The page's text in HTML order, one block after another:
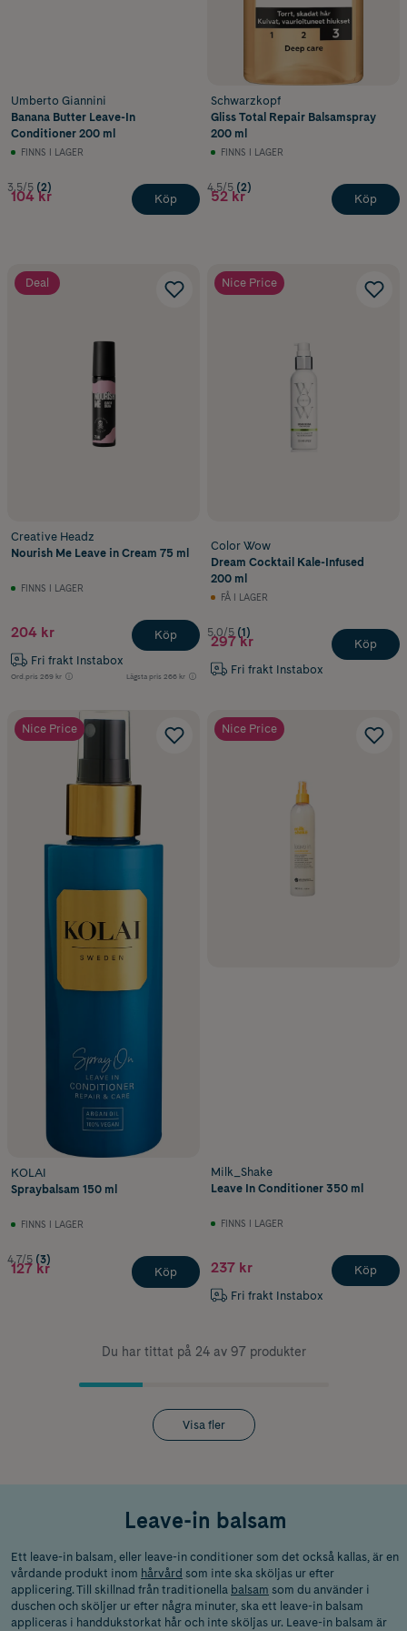
Umberto Giannini
Banana Butter Leave-In
Conditioner 200 ml
FINNS I LAGER
3.5/5 (2)
104 kr Köp
Schwarzkopf
Gliss Total Repair Balsamspray
200 ml
FINNS I LAGER
4.5/5 (2)
52 kr Köp
Deal
Creative Headz
Nourish Me Leave in Cream 75 ml
FINNS I LAGER
204 kr
Fri frakt Instabox
Ord.pris 269 kr Lägsta pris 266 kr
Köp
Nice Price
Color Wow
Dream Cocktail Kale-Infused
200 ml
FÅ I LAGER
5.0/5 (1)
297 kr
Fri frakt Instabox
Köp
Nice Price
KOLAI
Spraybalsam 150 ml
FINNS I LAGER
4.7/5 (3)
127 kr Köp
Nice Price
Milk_Shake
Leave In Conditioner 350 ml
FINNS I LAGER
237 kr
Fri frakt Instabox
Köp
Du har tittat på 24 av 97 produkter
Visa fler
Leave-in balsam
Ett leave-in balsam, eller leave-in conditioner som det också kallas, är en
vårdande produkt inom hårvård som inte ska sköljas ur efter
applicering. Till skillnad från traditionella balsam som du använder i
duschen och sköljer ur efter några minuter, ska ett leave-in balsam
appliceras i handdukstorkat hår och inte sköljas ur. Leave-in balsam är